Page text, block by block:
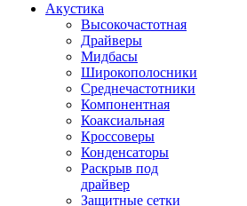
Акустика
Высокочастотная
Драйверы
Мидбасы
Широкополосники
Среднечастотники
Компонентная
Коаксиальная
Кроссоверы
Конденсаторы
Раскрыв под
драйвер
Защитные сетки